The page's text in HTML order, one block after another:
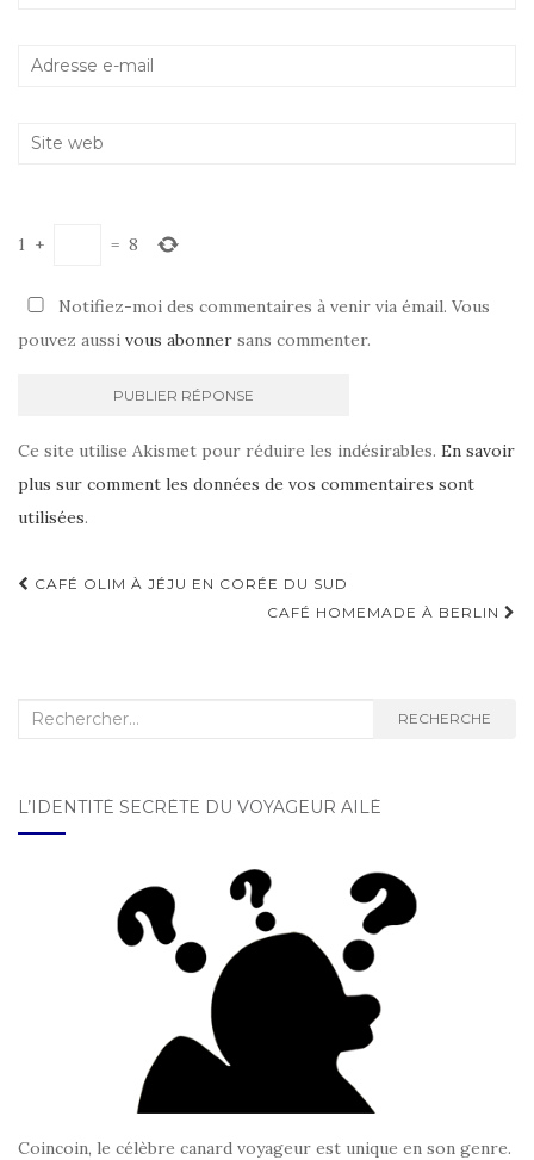
1 + = 8
Notifiez-moi des commentaires à venir via émail. Vous
pouvez aussi vous abonner sans commenter.
Ce site utilise Akismet pour réduire les indésirables. En savoir
plus sur comment les données de vos commentaires sont
utilisées.
Navigation d'article
CAFÉ OLIM À JÉJU EN CORÉE DU SUD
CAFÉ HOMEMADE À BERLIN
Recherche : RECHERCHE
L’IDENTITÉ SECRÈTE DU VOYAGEUR AILÉ
Coincoin, le célèbre canard voyageur est unique en son genre.